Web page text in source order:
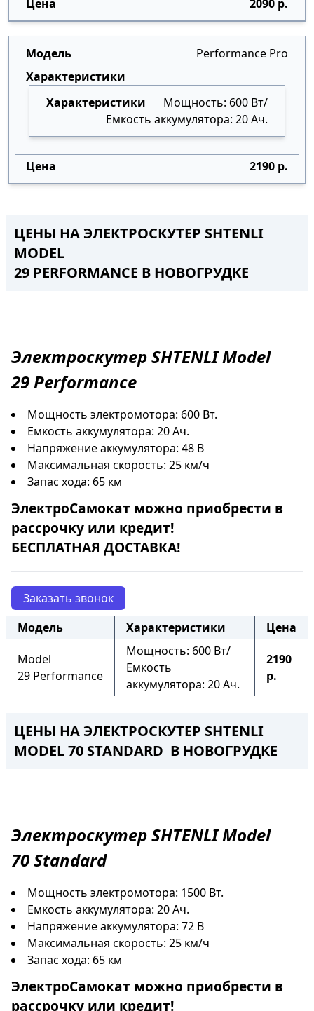
2090 р.
Performance Pro
Мощность: 600 Вт/
Емкость аккумулятора: 20 Ач.
2190 р.
ЦЕНЫ НА ЭЛЕКТРОСКУТЕР SHTENLI
MODEL
29 PERFORMANCE В НОВОГРУДКЕ
ЭлектроскутерSHTENLI Model
29Performance
Мощность электромотора: 600 Вт.
Емкость аккумулятора: 20 Ач.
Напряжение аккумулятора: 48 В
Максимальная скорость: 25 км/ч
Запас хода: 65 км
ЭлектроСамокат можно приобрести в
рассрочку или кредит!
БЕСПЛАТНАЯ ДОСТАВКА!
Заказать звонок
Модель
Характеристики Цена
Model
29 Performance
Мощность: 600 Вт/
Емкость
аккумулятора: 20 Ач.
2190
р.
ЦЕНЫ НА ЭЛЕКТРОСКУТЕР SHTENLI
MODEL 70 STANDARD В НОВОГРУДКЕ
ЭлектроскутерSHTENLI Model
70Standard
Мощность электромотора: 1500 Вт.
Емкость аккумулятора: 20 Ач.
Напряжение аккумулятора: 72 В
Максимальная скорость: 25 км/ч
Запас хода: 65 км
ЭлектроСамокат можно приобрести в
рассрочку или кредит!